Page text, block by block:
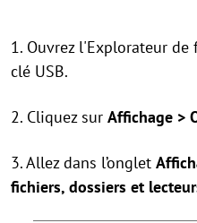
1. Ouvrez l'Explorateur de
clé USB.
2. Cliquez sur Affichage >
3. Allez dans l’onglet
fichiers, dossiers et